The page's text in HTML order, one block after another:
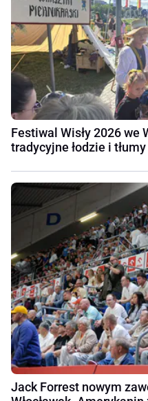
Festiwal Wisły 2026 we
tradycyjne łodzie i
Jack Forrest nowym